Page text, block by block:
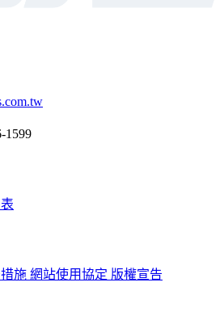
1599
施 網站使用協定 版權宣告